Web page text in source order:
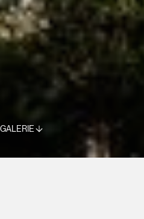
GALERIE